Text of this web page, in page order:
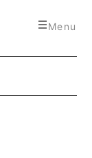
toggle
Menu